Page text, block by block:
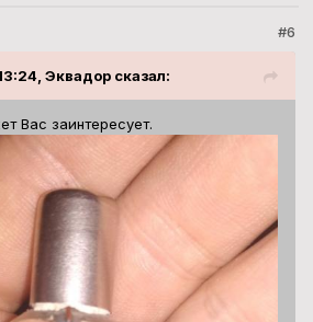
#6
Эквадор сказал:
Вас заинтересует.